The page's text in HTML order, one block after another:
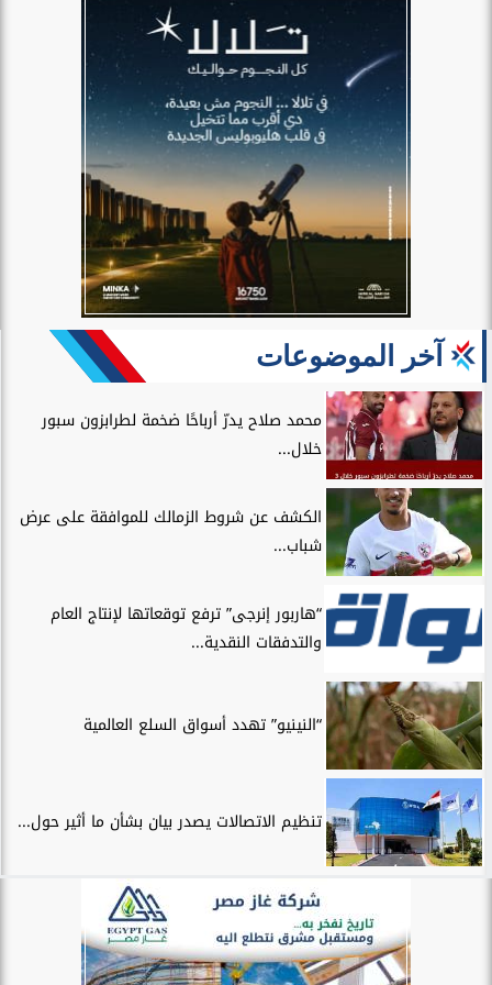
آخر الموضوعات
محمد صلاح يدرّ أرباحًا ضخمة لطرابزون سبور
خلال...
الكشف عن شروط الزمالك للموافقة على عرض
شباب...
“هاربور إنرجى” ترفع توقعاتها لإنتاج العام
والتدفقات النقدية...
“النينيو” تهدد أسواق السلع العالمية
تنظيم الاتصالات يصدر بيان بشأن ما أثير حول...